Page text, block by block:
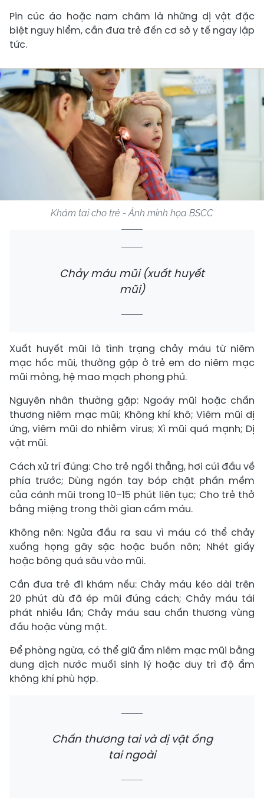
Pin cúc áo hoặc nam châm là những dị vật đặc
biệt nguy hiểm, cần đưa trẻ đến cơ sở y tế ngay lập
tức.
Khám tai cho trẻ - Ảnh minh họa BSCC
Chảy máu mũi (xuất huyết
mũi)
Xuất huyết mũi là tình trạng chảy máu từ niêm
mạc hốc mũi, thường gặp ở trẻ em do niêm mạc
mũi mỏng, hệ mao mạch phong phú.
Nguyên nhân thường gặp: Ngoáy mũi hoặc chấn
thương niêm mạc mũi; Không khí khô; Viêm mũi dị
ứng, viêm mũi do nhiễm virus; Xì mũi quá mạnh; Dị
vật mũi.
Cách xử trí đúng: Cho trẻ ngồi thẳng, hơi cúi đầu về
phía trước; Dùng ngón tay bóp chặt phần mềm
của cánh mũi trong 10–15 phút liên tục; Cho trẻ thở
bằng miệng trong thời gian cầm máu.
Không nên: Ngửa đầu ra sau vì máu có thể chảy
xuống họng gây sặc hoặc buồn nôn; Nhét giấy
hoặc bông quá sâu vào mũi.
Cần đưa trẻ đi khám nếu: Chảy máu kéo dài trên
20 phút dù đã ép mũi đúng cách; Chảy máu tái
phát nhiều lần; Chảy máu sau chấn thương vùng
đầu hoặc vùng mặt.
Để phòng ngừa, có thể giữ ẩm niêm mạc mũi bằng
dung dịch nước muối sinh lý hoặc duy trì độ ẩm
không khí phù hợp.
Chấn thương tai và dị vật ống
tai ngoài